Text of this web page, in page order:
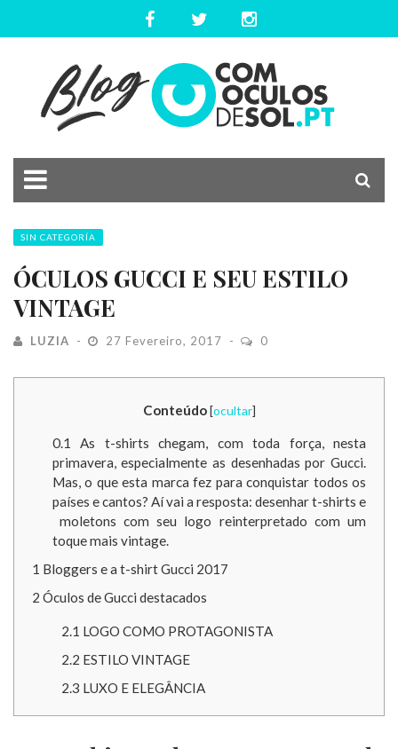
SIN CATEGORÍA
ÓCULOS GUCCI E SEU ESTILO
VINTAGE
LUZIA 27 Fevereiro, 2017 0
Conteúdo [ocultar]
0.1 As t-shirts chegam, com toda força, nesta
primavera, especialmente as desenhadas por Gucci.
Mas, o que esta marca fez para conquistar todos os
países e cantos? Aí vai a resposta: desenhar t-shirts e
moletons com seu logo reinterpretado com um
toque mais vintage.
1 Bloggers e a t-shirt Gucci 2017
2 Óculos de Gucci destacados
2.1 LOGO COMO PROTAGONISTA
2.2 ESTILO VINTAGE
2.3 LUXO E ELEGÂNCIA